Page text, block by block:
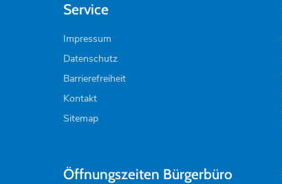
Service
Impressum
Datenschutz
Barrierefreiheit
Kontakt
Sitemap
Öffnungszeiten Bürgerbüro